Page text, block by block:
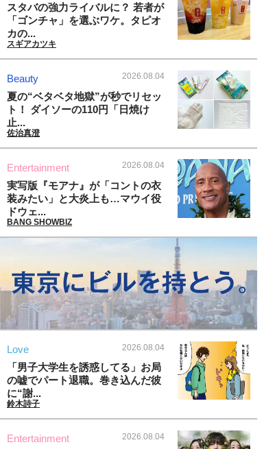
スタバの強力ライバルに？ 若者が
「ゴンチャ」を選ぶワケ。タピオ
カの...
スギアカツキ
Beauty 2026.08.04
夏の“ベタベタ地獄”が秒でリセッ
ト！ ダイソーの110円「日焼け
止...
佐治真澄
Entertainment 2026.08.04
実写版『モアナ』が「コントの衣
装みたい」と大炎上も…マウイ役
ドウェ...
BANG SHOWBIZ
Love 2026.08.04
「男子大学生を誘惑してる」お局
の嘘でパート退職。巻き込んだ彼
に“謝...
鈴木詩子
Entertainment 2026.08.04